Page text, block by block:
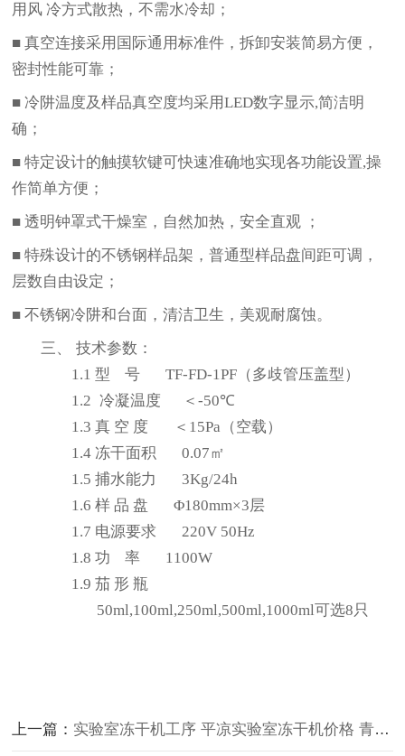
用风 冷方式散热，不需水冷却 ；
■真空连接采用国际通用标准件，拆卸安装简易方便，
密封性能可靠 ；
■冷阱温度及样品真空度均采用LED数字显示,简洁明
确 ；
■特定设计的触摸软键可快速准确地实现各功能设置,操
作简单方便 ；
■透明钟罩式干燥室，自然加热，安全直观 ；
■特殊设计的不锈钢样品架，普通型样品盘间距可调，
层数自由设定 ；
■不锈钢冷阱和台面，清洁卫生，美观耐腐蚀。
三、技术参数：
1.1型 号 TF-FD-1PF （多歧管压盖型）
1.2 冷凝温度 ＜-50℃
1.3真 空 度 ＜ 15Pa （空载）
1.4冻干面积 0.07㎡
1.5捕水能力
3Kg/24h
1.6样 品 盘 Φ180mm×3层
1.7 电源要求
220V 50Hz
1.8功 率 1100W
1.9茄 形 瓶
50ml,100ml,250ml,500ml,1000ml可选8只
上一篇： 实验室冻干机工序 平凉实验室冻干机价格 青海实验室冷冻干燥机